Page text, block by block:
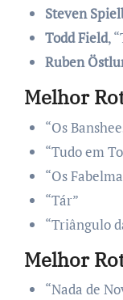
Steven
Todd Field,
Ruben
Melhor
“Os
“Tudo em
“Os
“Tár”
“Triângulo
Melhor
“Nada de